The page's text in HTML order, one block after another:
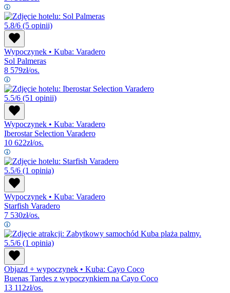
5.8/6 (5 opinii)
Wypoczynek • Kuba: Varadero
Sol Palmeras
8 579zł/os.
5.5/6 (51 opinii)
Wypoczynek • Kuba: Varadero
Iberostar Selection Varadero
10 622zł/os.
5.5/6 (1 opinia)
Wypoczynek • Kuba: Varadero
Starfish Varadero
7 530zł/os.
5.5/6 (1 opinia)
Objazd + wypoczynek • Kuba: Cayo Coco
Buenas Tardes z wypoczynkiem na Cayo Coco
13 112zł/os.